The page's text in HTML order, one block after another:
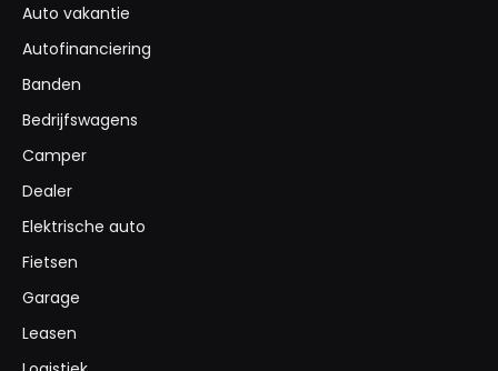
Auto vakantie
Autofinanciering
Banden
Bedrijfswagens
Camper
Dealer
Elektrische auto
Fietsen
Garage
Leasen